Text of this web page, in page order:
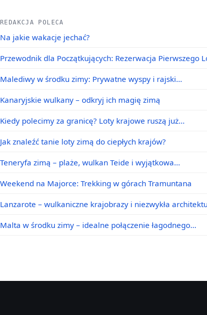
REDAKCJA POLECA
Na jakie wakacje jechać?
Przewodnik dla Początkujących: Rezerwacja Pierwszego
Malediwy w środku zimy: Prywatne wyspy i rajski…
Kanaryjskie wulkany – odkryj ich magię zimą
Kiedy polecimy za granicę? Loty krajowe ruszą już…
Jak znaleźć tanie loty zimą do ciepłych krajów?
Teneryfa zimą – plaże, wulkan Teide i wyjątkowa…
Weekend na Majorce: Trekking w górach Tramuntana
Lanzarote – wulkaniczne krajobrazy i niezwykła
Malta w środku zimy – idealne połączenie łagodnego…